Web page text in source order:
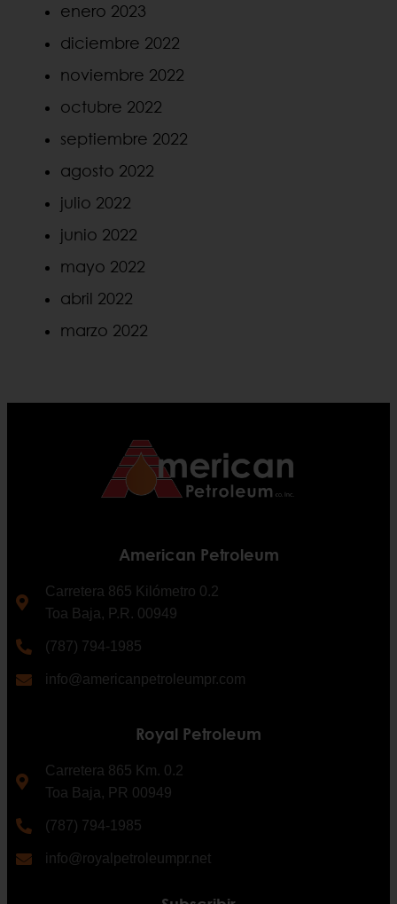
enero 2023
diciembre 2022
noviembre 2022
octubre 2022
septiembre 2022
agosto 2022
julio 2022
junio 2022
mayo 2022
abril 2022
marzo 2022
American Petroleum
Carretera 865 Kilómetro 0.2
Toa Baja, P.R. 00949
(787) 794-1985
info@americanpetroleumpr.com
Royal Petroleum
Carretera 865 Km. 0.2
Toa Baja, PR 00949
(787) 794-1985
info@royalpetroleumpr.net